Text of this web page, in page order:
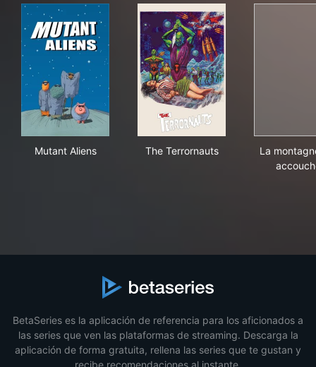
Mutant Aliens The Terrornauts
La
BetaSeries es la aplicación de referencia para los aficionados a
las series que ven las plataformas de streaming. Descarga la
aplicación de forma gratuita, rellena las series que te gustan y
recibe recomendaciones al instante.